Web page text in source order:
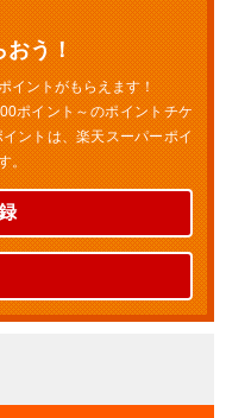
おう！
イントがもらえます！
ポイント～のポイントチケ
ントは、楽天スーパーポイ
。